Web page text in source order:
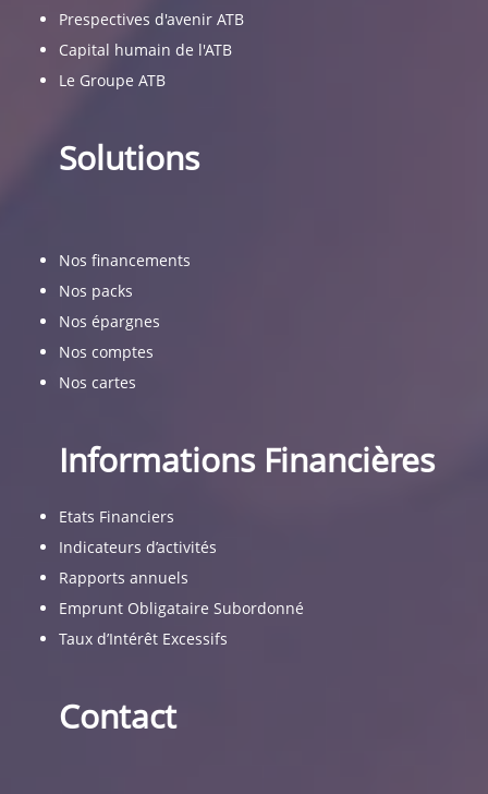
Prespectives d'avenir ATB
Capital humain de l'ATB
Le Groupe ATB
Solutions
Nos financements
Nos packs
Nos épargnes
Nos comptes
Nos cartes
Informations Financières
Etats Financiers
Indicateurs d’activités
Rapports annuels
Emprunt Obligataire Subordonné
Taux d’Intérêt Excessifs
Contact